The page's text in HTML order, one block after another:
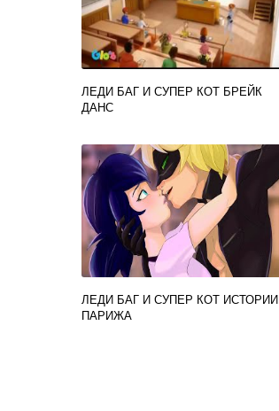
ЛЕДИ БАГ И СУПЕР КОТ БРЕЙК
ДАНС
ЛЕДИ БАГ И СУПЕР КОТ ИСТОРИИ
ПАРИЖА